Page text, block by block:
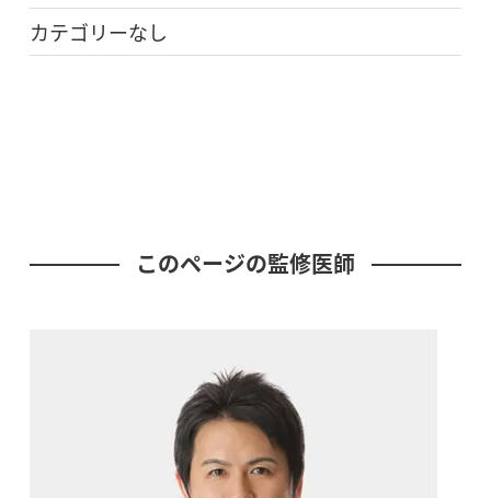
カテゴリーなし
このページの監修医師